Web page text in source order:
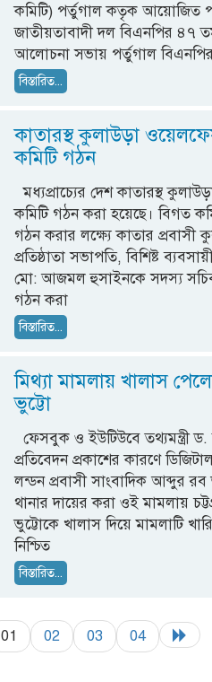
কমিটি) পর্তুগাল কতৃক আয়োজিত
জাতীয়তাবাদী দল বিএনপির ৪৭
আলোচনা সভায় পর্তুগাল
বিস্তারিত...
কাতারস্থ কুলাউড়া
কমিটি গঠন
মধ্যপ্রাচ্যের দেশ কাতারস্থ
কমিটি গঠন করা হয়েছে। বিগত
গঠন করার লক্ষ্যে কাতার
প্রতিষ্ঠাতা সভাপতি, বিশিষ্ট
মো: আজমল হুসাইনকে সদস্য সচিব
গঠন করা
বিস্তারিত...
মিথ্যা মামলায় খালাস
ভুট্টো
ফেসবুক ও ইউটিউবে তথ্যমন্ত্রী ড.
প্রতিবেদন প্রকাশের কারণে
লন্ডন প্রবাসী সাংবাদিক আব্দুর রব
থানার দায়ের করা ওই মামলায়
ভুট্টোকে খালাস দিয়ে মামলাটি
নিশ্চিত
বিস্তারিত...
01 02 03 04